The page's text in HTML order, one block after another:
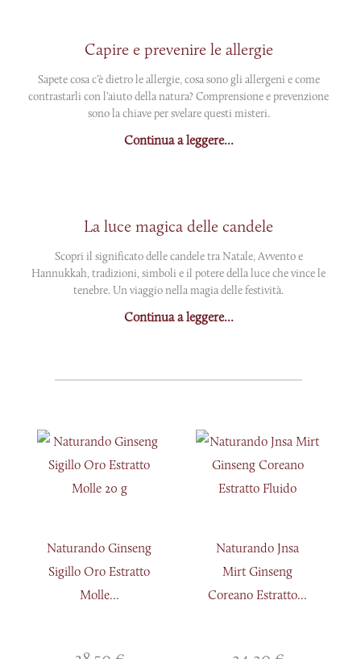
Capire e prevenire le allergie
Sapete cosa c’è dietro le allergie, cosa sono gli allergeni e come
contrastarli con l’aiuto della natura? Comprensione e prevenzione
sono la chiave per svelare questi misteri.
Continua a leggere...
La luce magica delle candele
Scopri il significato delle candele tra Natale, Avvento e
Hannukkah, tradizioni, simboli e il potere della luce che vince le
tenebre. Un viaggio nella magia delle festività.
Continua a leggere...
Naturando Ginseng
Sigillo Oro Estratto
Molle...
Naturando Jnsa
Mirt Ginseng
Coreano Estratto...